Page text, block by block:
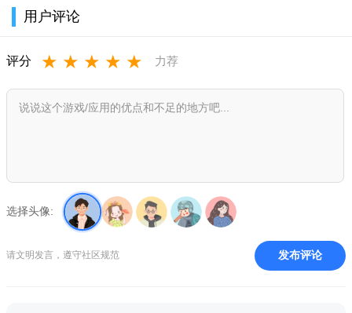
用户评论
评分 ★ ★ ★ ★ ★ 力荐
选择头像:
请文明发言，遵守社区规范 发布评论